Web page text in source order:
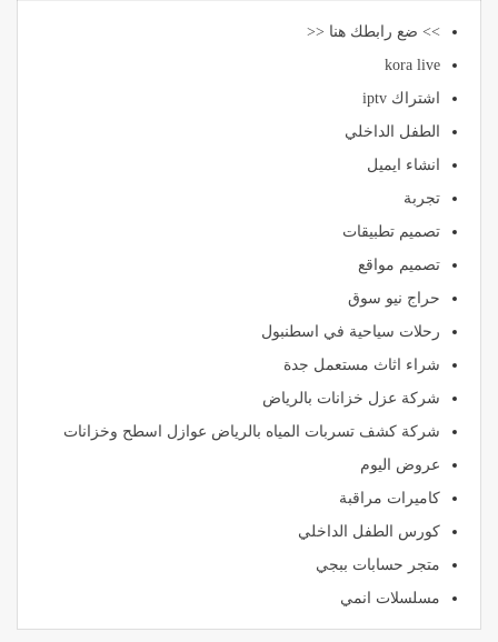
>> ضع رابطك هنا <<
kora live
اشتراك iptv
الطفل الداخلي
انشاء ايميل
تجربة
تصميم تطبيقات
تصميم مواقع
حراج نيو سوق
رحلات سياحية في اسطنبول
شراء اثاث مستعمل جدة
شركة عزل خزانات بالرياض
شركة كشف تسربات المياه بالرياض عوازل اسطح وخزانات
عروض اليوم
كاميرات مراقبة
كورس الطفل الداخلي
متجر حسابات ببجي
مسلسلات انمي